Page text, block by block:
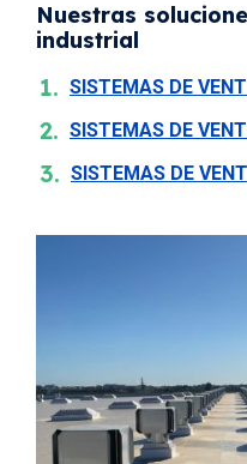
Nuestras
industrial
SISTEMAS DE
SISTEMAS DE
SISTEMAS DE